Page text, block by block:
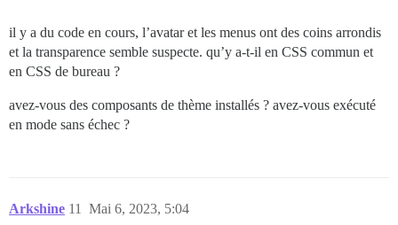
il y a du code en cours, l’avatar et les menus ont des coins arrondis
et la transparence semble suspecte. qu’y a-t-il en CSS commun et
en CSS de bureau ?
avez-vous des composants de thème installés ? avez-vous exécuté
en mode sans échec ?
Arkshine Mai 6, 2023, 5:04
11